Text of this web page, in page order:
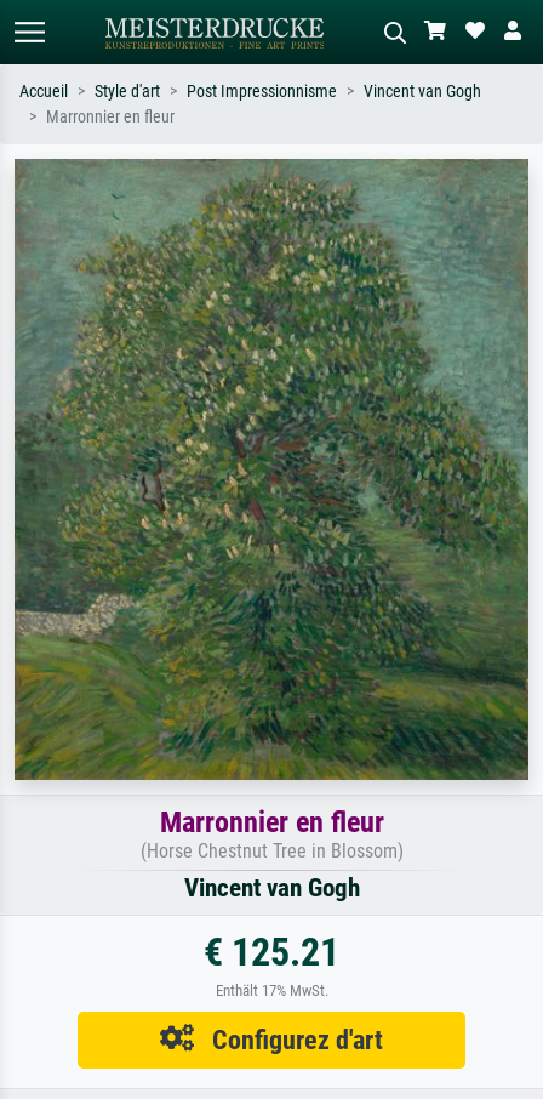
Recherchez par artiste, titre ou style –
ex. Monet, Nuit étoilée,
impressionnisme, vague de Hokusai,
nu.
Décrivez la scène – ex. prairie verte,
abstrait avec beaucoup de rouge,
tableau sombre, nu debout près d'un
arbre.
Accueil Style d'art Post Impressionnisme
Vincent van Gogh
Marronnier en fleur
Marronnier en fleur
(Horse Chestnut Tree in Blossom)
Vincent van Gogh
€ 125.21
Enthält 17% MwSt.
Configurez d'art